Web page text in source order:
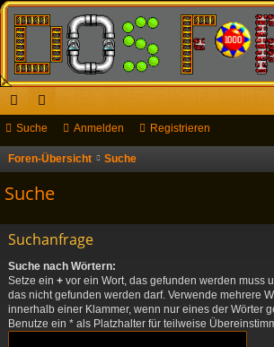
ch
ne
riff
or
en
Suche Anmelden Registrieren
Foren-Übersicht Suche
Suche
Suchanfrage
Suche nach Wörtern:
Setze ein + vor ein Wort, das gefunden werden muss
das nicht gefunden werden darf. Verwende mehrere
innerhalb einer Klammer, wenn nur eines der Wörter
Benutze ein * als Platzhalter für teilweise